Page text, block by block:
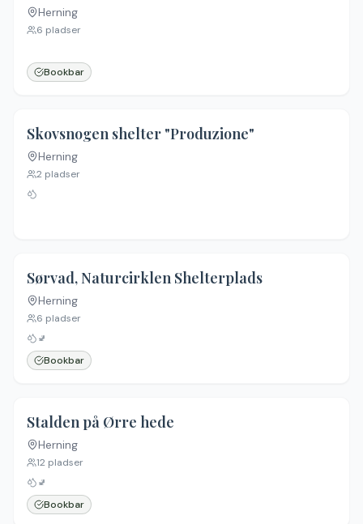
Herning
6 pladser
Bookbar
Skovsnogen shelter "Produzione"
Herning
2 pladser
Sørvad, Naturcirklen Shelterplads
Herning
6 pladser
🚽
Bookbar
Stalden på Ørre hede
Herning
12 pladser
🚽
Bookbar